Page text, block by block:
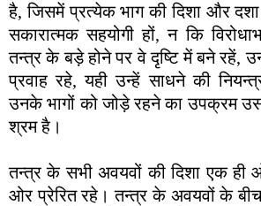
है, जिसमें प्रत्येक भाग की दिशा और दशा
सकारात्मक सहयोगी हों, न कि
तन्त्र के बड़े होने पर वे दृष्टि में बने रहें,
प्रवाह रहे, यही उन्हें साधने की
उनके भागों को जोड़े रहने का उपक्रम
श्रम है।
तन्त्र के सभी अवयवों की दिशा एक ही
ओर प्रेरित रहे। तन्त्र के अवयवों के बीच